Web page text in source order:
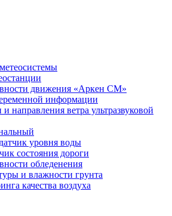
движения «Аркен СМ»
информации
направления ветра ультразвуковой
уровня воды
состояния дороги
обледенения
и влажности грунта
качества воздуха